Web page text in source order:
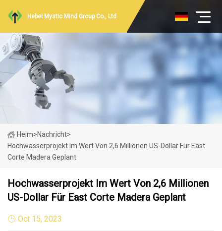
Hebei Mystic Mind Group Co., Ltd
Heim>Nachricht>
Hochwasserprojekt Im Wert Von 2,6 Millionen US-Dollar Für East
Corte Madera Geplant
Hochwasserprojekt Im Wert Von 2,6 Millionen
US-Dollar Für East Corte Madera Geplant
Oct 15, 2023